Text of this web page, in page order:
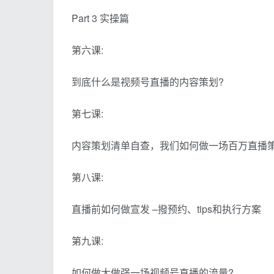
Part 3 实操篇
第六课:
到底什么是视频号直播的内容策划?
第七课:
内容策划清单自查，我们如何做一场百万直播
第八课:
直播前如何做宣发 –撥预约、tips和执行方案
第九课: